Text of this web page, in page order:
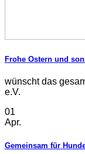
Frohe Ostern und
wünscht das
e.V.
01
Apr.
Gemeinsam für